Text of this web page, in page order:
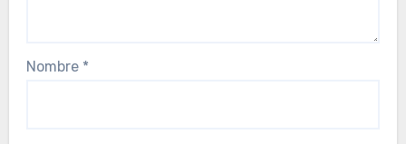
Nombre *